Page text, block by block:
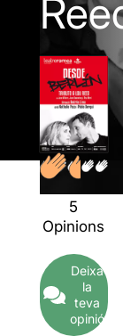
5
Opinions
Deixa
la
teva
opinió